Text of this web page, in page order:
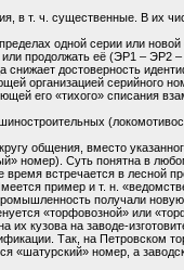
в т. ч. существенные. В их
одной серии или
продолжать её (ЭР1 –
достоверность
организацией серийного
его «тихого» списания
общения, вместо
номер). Суть понятна в
время встречается в лесной
пример и т. н.
получали
«торфовозной» или
кузова на заводе-
Так, на Петровском
«шатурский» номер, а